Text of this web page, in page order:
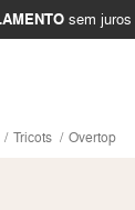
sem juros
Tricots Overtop